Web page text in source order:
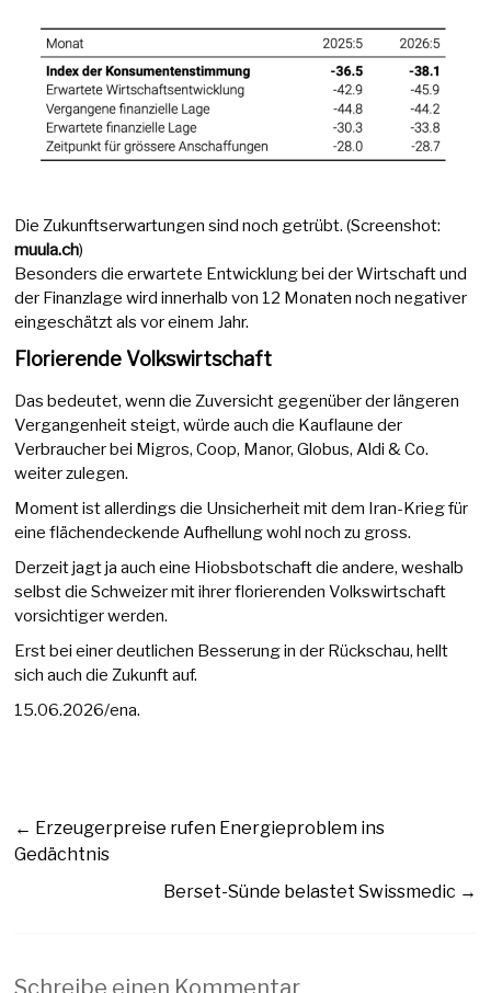
Die Zukunftserwartungen sind noch getrübt. (Screenshot:
muula.ch)
Besonders die erwartete Entwicklung bei der Wirtschaft und
der Finanzlage wird innerhalb von 12 Monaten noch negativer
eingeschätzt als vor einem Jahr.
Florierende Volkswirtschaft
Das bedeutet, wenn die Zuversicht gegenüber der längeren
Vergangenheit steigt, würde auch die Kauflaune der
Verbraucher bei Migros, Coop, Manor, Globus, Aldi & Co.
weiter zulegen.
Moment ist allerdings die Unsicherheit mit dem Iran-Krieg für
eine flächendeckende Aufhellung wohl noch zu gross.
Derzeit jagt ja auch eine Hiobsbotschaft die andere, weshalb
selbst die Schweizer mit ihrer florierenden Volkswirtschaft
vorsichtiger werden.
Erst bei einer deutlichen Besserung in der Rückschau, hellt
sich auch die Zukunft auf.
15.06.2026/ena.
← Erzeugerpreise rufen Energieproblem ins
Gedächtnis
Berset-Sünde belastet Swissmedic →
Schreibe einen Kommentar